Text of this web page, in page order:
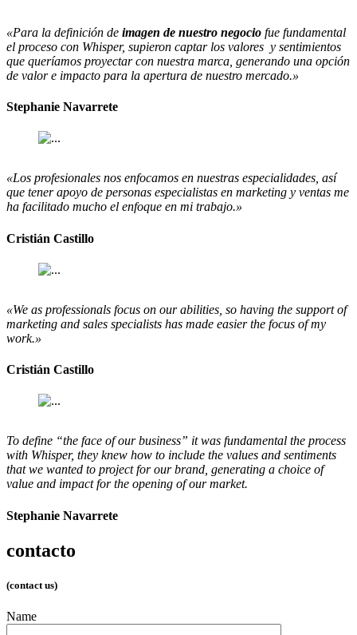
«Para la definición de imagen de nuestro negocio fue fundamental
el proceso con Whisper, supieron captar los valores y sentimientos
que queríamos proyectar con nuestra marca, generando una opción
de valor e impacto para la apertura de nuestro mercado.»
Stephanie Navarrete
«Los profesionales nos enfocamos en nuestras especialidades, así
que tener apoyo de personas especialistas en marketing y ventas me
ha facilitado mucho el enfoque en mi trabajo.»
Cristián Castillo
«We as professionals focus on our abilities, so having the support of
marketing and sales specialists has made easier the focus of my
work.»
Cristián Castillo
To define “the face of our business” it was fundamental the process
with Whisper, they knew how to include the values and sentiments
that we wanted to project for our brand, generating a choice of
value and impact for the opening of our market.
Stephanie Navarrete
contacto
(contact us)
Name